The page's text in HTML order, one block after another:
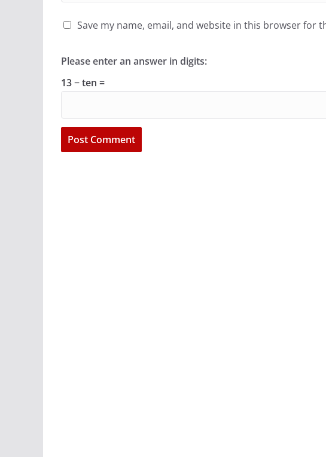
Save my name, email, and website in this browser for
Please enter an answer in digits:
13 − ten =